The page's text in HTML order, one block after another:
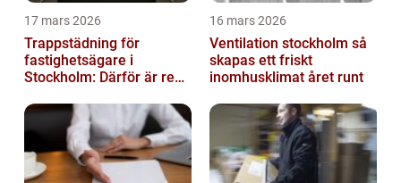
17 mars 2026
Trappstädning för
fastighetsägare i
Stockholm: Därför är rena
investering
16 mars 2026
Ventilation stockholm så
skapas ett friskt
inomhusklimat året runt